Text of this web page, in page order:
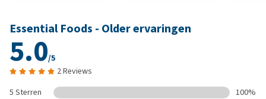
Essential Foods - Older ervaringen
5.0/5
2 Reviews
5 Sterren
100%